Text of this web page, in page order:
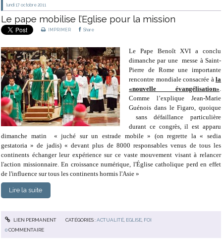
lundi 17 octobre 2011
Le pape mobilise l’Eglise pour la mission
IMPRIMER Share
Le Pape Benoît XVI a conclu
dimanche par une messe à Saint-
Pierre de Rome une importante
rencontre mondiale consacrée à la
«nouvelle évangélisation»
Comme l’explique Jean-Marie
Guénois dans le Figaro, quoique
sans défaillance particulière
durant ce congrès, il est apparu
dimanche matin « juché sur un estrade mobile » (on regrette la « sedia
gestatoria » de jadis) « devant plus de 8000 responsables venus de tous les
continents échanger leur expérience sur ce vaste mouvement visant à relancer
l'action missionnaire. En croissance numérique, l'Église catholique perd en effet
de l'influence sur tous les continents hormis l'Asie »
Lire la suite
LIEN PERMANENT CATÉGORIES :ACTUALITÉ, EGLISE, FOI
0COMMENTAIRE